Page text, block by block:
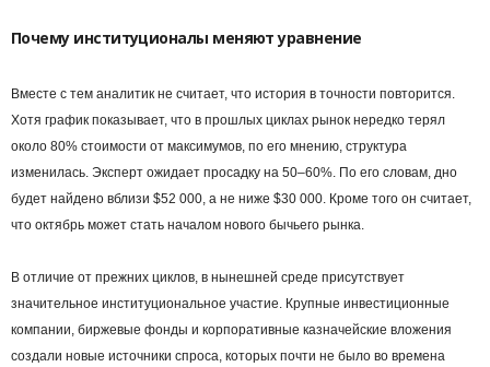
Почему институционалы меняют уравнение
Вместе с тем аналитик не считает, что история в точности повторится.
Хотя график показывает, что в прошлых циклах рынок нередко терял
около 80% стоимости от максимумов, по его мнению, структура
изменилась. Эксперт ожидает просадку на 50–60%. По его словам, дно
будет найдено вблизи $52 000, а не ниже $30 000. Кроме того он считает,
что октябрь может стать началом нового бычьего рынка.
В отличие от прежних циклов, в нынешней среде присутствует
значительное институциональное участие. Крупные инвестиционные
компании, биржевые фонды и корпоративные казначейские вложения
создали новые источники спроса, которых почти не было во времена